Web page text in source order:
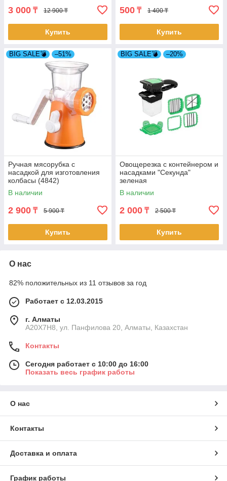
3 000 ₸ 12 900 ₸
Купить
500 ₸ 1 400 ₸
Купить
BIG SALE💣 –51%
Ручная мясорубка с
насадкой для изготовления
колбасы (4842)
В наличии
2 900 ₸ 5 900 ₸
Купить
BIG SALE💣 –20%
Овощерезка с контейнером и
насадками "Секунда"
зеленая
В наличии
2 000 ₸ 2 500 ₸
Купить
О нас
82% положительных из 11 отзывов за год
Работает с 12.03.2015
г. Алматы
A20X7H8, ул. Панфилова 20, Алматы, Казахстан
Контакты
Сегодня работает с 10:00 до 16:00
Показать весь график работы
О нас
Контакты
Доставка и оплата
График работы